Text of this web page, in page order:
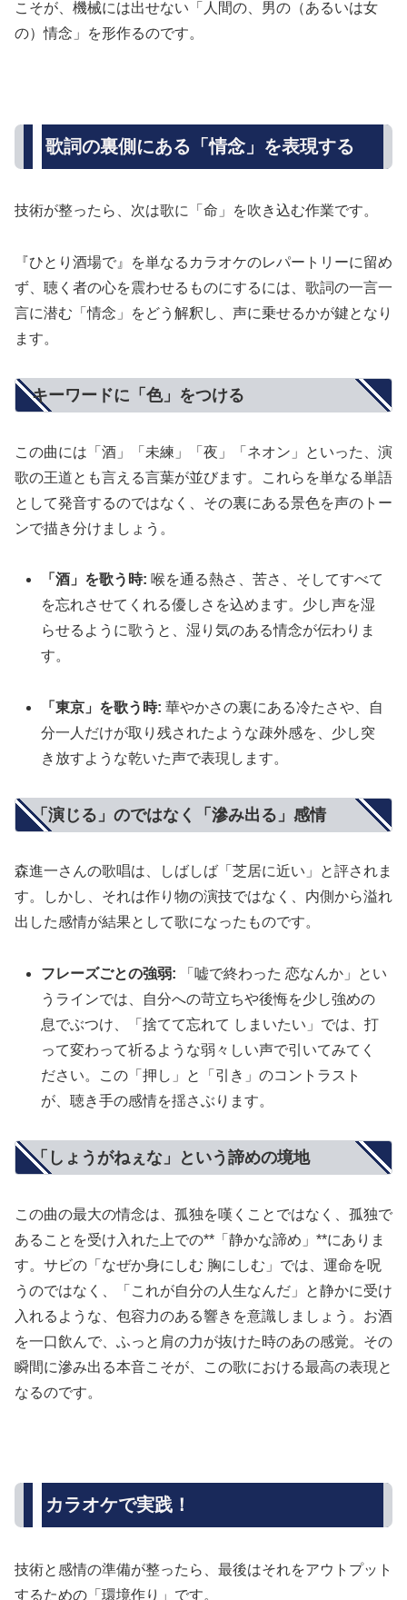
こそが、機械には出せない「人間の、男の（あるいは女
の）情念」を形作るのです。
歌詞の裏側にある「情念」を表現する
技術が整ったら、次は歌に「命」を吹き込む作業です。
『ひとり酒場で』を単なるカラオケのレパートリーに留め
ず、聴く者の心を震わせるものにするには、歌詞の一言一
言に潜む「情念」をどう解釈し、声に乗せるかが鍵となり
ます。
キーワードに「色」をつける
この曲には「酒」「未練」「夜」「ネオン」といった、演
歌の王道とも言える言葉が並びます。これらを単なる単語
として発音するのではなく、その裏にある景色を声のトー
ンで描き分けましょう。
「酒」を歌う時: 喉を通る熱さ、苦さ、そしてすべて
を忘れさせてくれる優しさを込めます。少し声を湿
らせるように歌うと、湿り気のある情念が伝わりま
す。
「東京」を歌う時: 華やかさの裏にある冷たさや、自
分一人だけが取り残されたような疎外感を、少し突
き放すような乾いた声で表現します。
「演じる」のではなく「滲み出る」感情
森進一さんの歌唱は、しばしば「芝居に近い」と評されま
す。しかし、それは作り物の演技ではなく、内側から溢れ
出した感情が結果として歌になったものです。
フレーズごとの強弱: 「嘘で終わった 恋なんか」とい
うラインでは、自分への苛立ちや後悔を少し強めの
息でぶつけ、「捨てて忘れて しまいたい」では、打
って変わって祈るような弱々しい声で引いてみてく
ださい。この「押し」と「引き」のコントラスト
が、聴き手の感情を揺さぶります。
「しょうがねぇな」という諦めの境地
この曲の最大の情念は、孤独を嘆くことではなく、孤独で
あることを受け入れた上での**「静かな諦め」**にありま
す。サビの「なぜか身にしむ 胸にしむ」では、運命を呪
うのではなく、「これが自分の人生なんだ」と静かに受け
入れるような、包容力のある響きを意識しましょう。お酒
を一口飲んで、ふっと肩の力が抜けた時のあの感覚。その
瞬間に滲み出る本音こそが、この歌における最高の表現と
なるのです。
カラオケで実践！
技術と感情の準備が整ったら、最後はそれをアウトプット
するための「環境作り」です。